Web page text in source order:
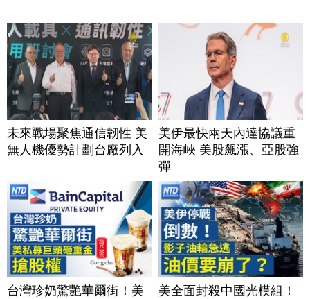
未來戰場聚焦通信韌性 美
無人機優勢計劃台廠列入
美伊最快兩天內達協議重
開海峽 美股飆漲、亞股強
彈
台灣珍奶驚艷華爾街！美
美全面封殺中國光模組！